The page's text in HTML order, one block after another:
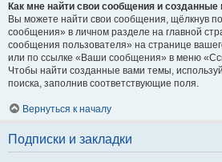
Как мне найти свои сообщения и
Вы можете найти свои сообщения, щёлкнув
сообщения» в личном разделе на главной
сообщения пользователя» на странице
или по ссылке «Ваши сообщения» в меню
Чтобы найти созданные вами темы,
поиска, заполнив соответствующие поля.
Вернуться к началу
Подписки и закладки